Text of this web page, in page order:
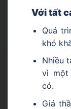
Với tất
Quá
khó
Nhiều
vì một
có.
Giá